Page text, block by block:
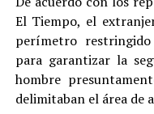
El Tiempo, el
perímetro
para garantizar la
hombre
delimitaban el área de